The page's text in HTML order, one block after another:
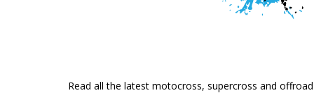
Read all the latest motocross, supercross and